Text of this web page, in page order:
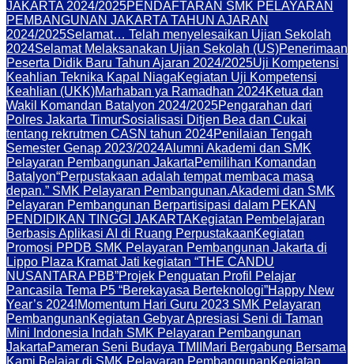
JAKARTA 2024/2025PENDAFTARAN SMK PELAYARAN
PEMBANGUNAN JAKARTA TAHUN AJARAN
2024/2025Selamat… Telah menyelesaikan Ujian Sekolah
2024Selamat Melaksanakan Ujian Sekolah (US)Penerimaan
Peserta Didik Baru Tahun Ajaran 2024/2025Uji Kompetensi
Keahlian Teknika Kapal NiagaKegiatan Uji Kompetensi
Keahlian (UKK)Marhaban ya Ramadhan 2024Ketua dan
Wakil Komandan Batalyon 2024/2025Pengarahan dari
Polres Jakarta TimurSosialisasi Ditjen Bea dan Cukai
tentang rekrutmen CASN tahun 2024Penilaian Tengah
Semester Genap 2023/2024Alumni Akademi dan SMK
Pelayaran Pembangunan JakartaPemilihan Komandan
Batalyon“Perpustakaan adalah tempat membaca masa
depan.” SMK Pelayaran Pembangunan.Akademi dan SMK
Pelayaran Pembangunan Berpartisipasi dalam PEKAN
PENDIDIKAN TINGGI JAKARTAKegiatan Pembelajaran
Berbasis Aplikasi AI di Ruang PerpustakaanKegiatan
Promosi PPDB SMK Pelayaran Pembangunan Jakarta di
Lippo Plaza Kramat Jati kegiatan “THE CANDU
NUSANTARA PBB”Projek Penguatan Profil Pelajar
Pancasila Tema P5 “Berekayasa Berteknologi”Happy New
Year’s 2024!Momentum Hari Guru 2023 SMK Pelayaran
PembangunanKegiatan Gebyar Apresiasi Seni di Taman
Mini Indonesia Indah SMK Pelayaran Pembangunan
JakartaPameran Seni Budaya TMII
Mari Bergabung Bersama
Kami Belajar di SMK Pelayaran PembangunanKegiatan